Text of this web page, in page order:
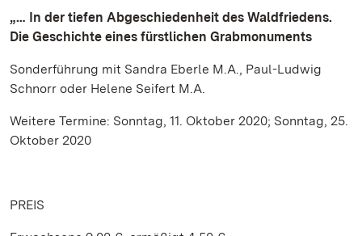
„… In der tiefen Abgeschiedenheit des Waldfriedens.
Die Geschichte eines fürstlichen Grabmonuments
Sonderführung mit Sandra Eberle M.A., Paul-Ludwig
Schnorr oder Helene Seifert M.A.
Weitere Termine: Sonntag, 11. Oktober 2020; Sonntag, 25.
Oktober 2020
PREIS